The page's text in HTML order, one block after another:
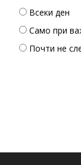
Всеки ден
Само при
Почти не